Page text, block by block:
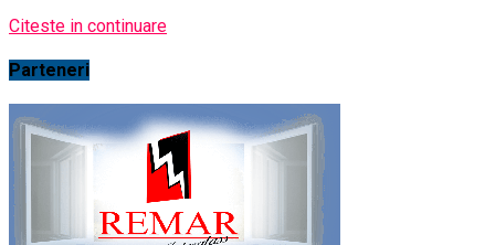
Citeste in continuare
Parteneri